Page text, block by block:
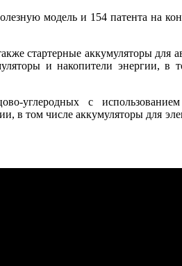
модель и 154 патента на
стартерные аккумуляторы для
и накопители энергии, в
углеродных с
в том числе аккумуляторы для